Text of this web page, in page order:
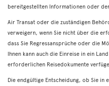
bereitgestellten Informationen oder
Air Transat oder die zuständigen
verweigern, wenn Sie nicht über die
dass Sie Regressansprüche oder die
Ihnen kann auch die Einreise in ein
erforderlichen Reisedokumente
Die endgültige Entscheidung, ob Sie in